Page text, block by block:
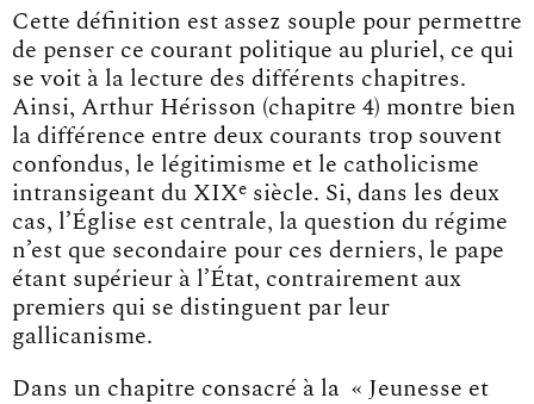
Cette définition est assez souple pour permettre
de penser ce courant politique au pluriel, ce qui
se voit à la lecture des différents chapitres.
Ainsi, Arthur Hérisson (chapitre 4) montre bien
la différence entre deux courants trop souvent
confondus, le légitimisme et le catholicisme
intransigeant du XIXe siècle. Si, dans les deux
cas, l’Église est centrale, la question du régime
n’est que secondaire pour ces derniers, le pape
étant supérieur à l’État, contrairement aux
premiers qui se distinguent par leur
gallicanisme.
Dans un chapitre consacré à la « Jeunesse et